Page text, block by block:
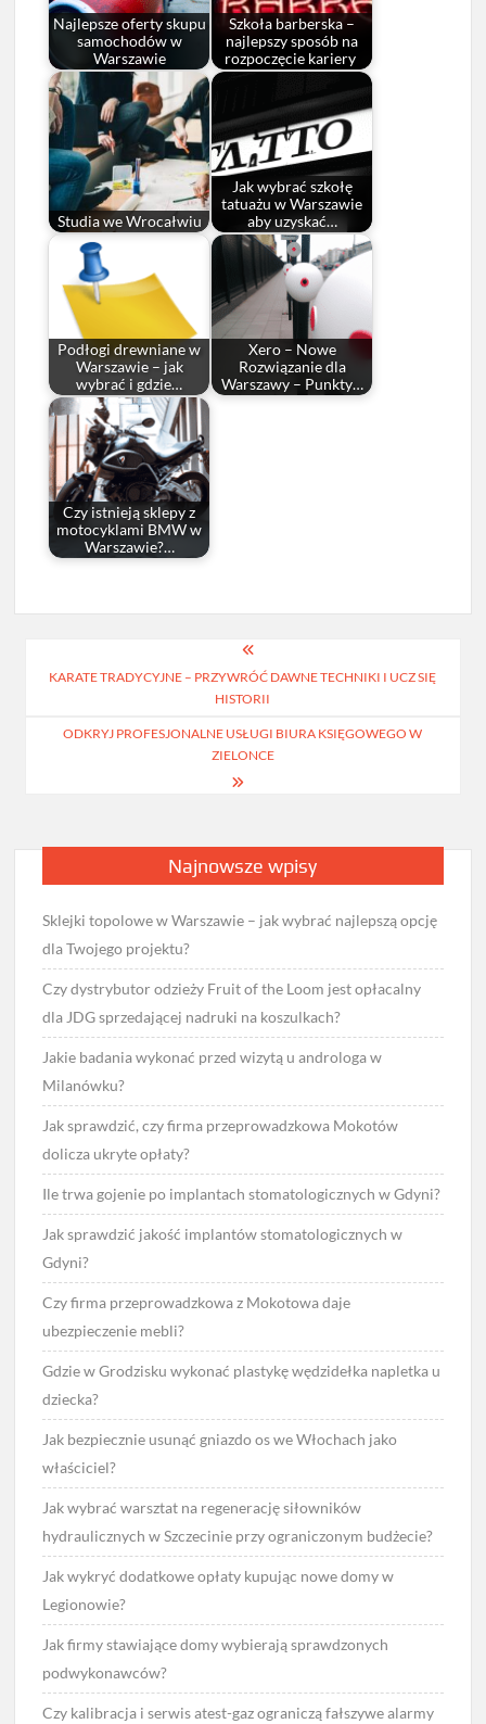
Najlepsze oferty skupu
samochodów w
Warszawie
Szkoła barberska –
najlepszy sposób na
rozpoczęcie kariery
Studia we Wrocałwiu
Jak wybrać szkołę
tatuażu w Warszawie
aby uzyskać…
Podłogi drewniane w
Warszawie – jak
wybrać i gdzie…
Xero – Nowe
Rozwiązanie dla
Warszawy – Punkty…
Czy istnieją sklepy z
motocyklami BMW w
Warszawie?…
wpisu
KARATE TRADYCYJNE – PRZYWRÓĆ DAWNE TECHNIKI I UCZ SIĘ
HISTORII
ODKRYJ PROFESJONALNE USŁUGI BIURA KSIĘGOWEGO W
ZIELONCE
Najnowsze wpisy
Sklejki topolowe w Warszawie – jak wybrać najlepszą opcję
dla Twojego projektu?
Czy dystrybutor odzieży Fruit of the Loom jest opłacalny
dla JDG sprzedającej nadruki na koszulkach?
Jakie badania wykonać przed wizytą u androloga w
Milanówku?
Jak sprawdzić, czy firma przeprowadzkowa Mokotów
dolicza ukryte opłaty?
Ile trwa gojenie po implantach stomatologicznych w Gdyni?
Jak sprawdzić jakość implantów stomatologicznych w
Gdyni?
Czy firma przeprowadzkowa z Mokotowa daje
ubezpieczenie mebli?
Gdzie w Grodzisku wykonać plastykę wędzidełka napletka u
dziecka?
Jak bezpiecznie usunąć gniazdo os we Włochach jako
właściciel?
Jak wybrać warsztat na regenerację siłowników
hydraulicznych w Szczecinie przy ograniczonym budżecie?
Jak wykryć dodatkowe opłaty kupując nowe domy w
Legionowie?
Jak firmy stawiające domy wybierają sprawdzonych
podwykonawców?
Czy kalibracja i serwis atest-gaz ograniczą fałszywe alarmy